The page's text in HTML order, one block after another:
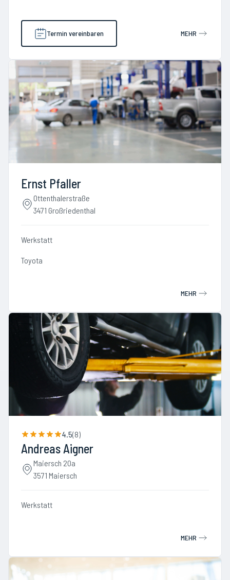
Termin vereinbaren MEHR
Ernst Pfaller
Ottenthalerstraße
3471 Großriedenthal
Werkstatt
Toyota
MEHR
4.5(8)
Andreas Aigner
Maiersch 20a
3571 Maiersch
Werkstatt
MEHR